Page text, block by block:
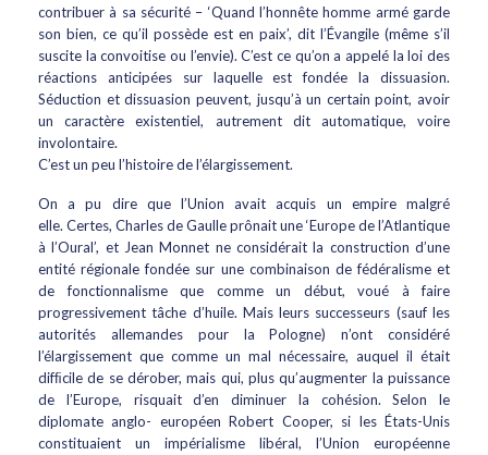
contribuer à sa sécurité – ‘Quand l’honnête homme armé garde
son bien, ce qu’il possède est en paix’, dit l’Évangile (même s’il
suscite la convoitise ou l’envie). C’est ce qu’on a appelé la loi des
réactions anticipées sur laquelle est fondée la dissuasion.
Séduction et dissuasion peuvent, jusqu’à un certain point, avoir
un caractère existentiel, autrement dit automatique, voire
involontaire.
C’est un peu l’histoire de l’élargissement.
On a pu dire que l’Union avait acquis un empire malgré
elle. Certes, Charles de Gaulle prônait une ‘Europe de l’Atlantique
à l’Oural’, et Jean Monnet ne considérait la construction d’une
entité régionale fondée sur une combinaison de fédéralisme et
de fonctionnalisme que comme un début, voué à faire
progressivement tâche d’huile. Mais leurs successeurs (sauf les
autorités allemandes pour la Pologne) n’ont considéré
l’élargissement que comme un mal nécessaire, auquel il était
difﬁcile de se dérober, mais qui, plus qu’augmenter la puissance
de l’Europe, risquait d’en diminuer la cohésion. Selon le
diplomate anglo- européen Robert Cooper, si les États-Unis
constituaient un impérialisme libéral, l’Union européenne